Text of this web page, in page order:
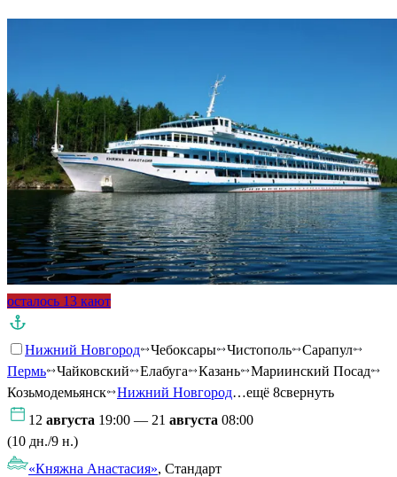
осталось 13 кают
Нижний Новгород Чебоксары Чистополь
Сарапул
Пермь
Чайковский Елабуга Казань
Мариинский Посад
Козьмодемьянск
Нижний Новгород…ещё 8свернуть
12 августа 19:00 — 21 августа 08:00
(10 дн./9 н.)
«Княжна Анастасия», Стандарт